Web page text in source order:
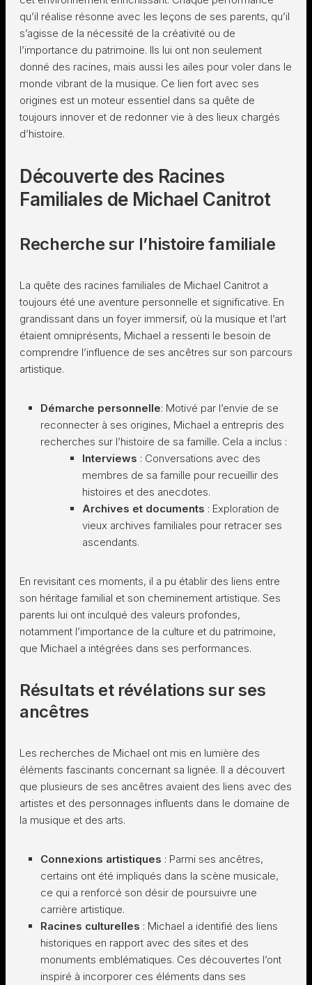
qu’il réalise résonne avec les leçons de ses parents, qu’il
s’agisse de la nécessité de la créativité ou de
l’importance du patrimoine. Ils lui ont non seulement
donné des racines, mais aussi les ailes pour voler dans le
monde vibrant de la musique. Ce lien fort avec ses
origines est un moteur essentiel dans sa quête de
toujours innover et de redonner vie à des lieux chargés
d’histoire.
Découverte des Racines
Familiales de Michael Canitrot
Recherche sur l’histoire familiale
La quête des racines familiales de Michael Canitrot a
toujours été une aventure personnelle et significative. En
grandissant dans un foyer immersif, où la musique et l’art
étaient omniprésents, Michael a ressenti le besoin de
comprendre l’influence de ses ancêtres sur son parcours
artistique.
Démarche personnelle: Motivé par l’envie de se
reconnecter à ses origines, Michael a entrepris des
recherches sur l’histoire de sa famille. Cela a inclus :
Interviews : Conversations avec des
membres de sa famille pour recueillir des
histoires et des anecdotes.
Archives et documents : Exploration de
vieux archives familiales pour retracer ses
ascendants.
En revisitant ces moments, il a pu établir des liens entre
son héritage familial et son cheminement artistique. Ses
parents lui ont inculqué des valeurs profondes,
notamment l’importance de la culture et du patrimoine,
que Michael a intégrées dans ses performances.
Résultats et révélations sur ses
ancêtres
Les recherches de Michael ont mis en lumière des
éléments fascinants concernant sa lignée. Il a découvert
que plusieurs de ses ancêtres avaient des liens avec des
artistes et des personnages influents dans le domaine de
la musique et des arts.
Connexions artistiques : Parmi ses ancêtres,
certains ont été impliqués dans la scène musicale,
ce qui a renforcé son désir de poursuivre une
carrière artistique.
Racines culturelles : Michael a identifié des liens
historiques en rapport avec des sites et des
monuments emblématiques. Ces découvertes l’ont
inspiré à incorporer ces éléments dans ses